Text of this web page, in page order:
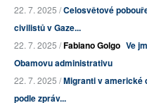
22. 7. 2025 /Celosvětové
civilistů v Gaze...
22. 7. 2025 /Fabiano Golgo Ve
Obamovu administrativu
22. 7. 2025 /Migranti v americké
podle zpráv...